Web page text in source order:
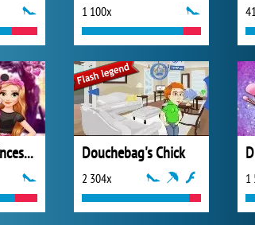
1 100x
Your Disney Princess Style Douchebag's Chick
2 304x 1